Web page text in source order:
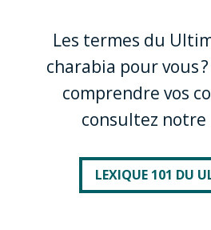
Les termes du
charabia pour vous
comprendre vos
consultez notre
LEXIQUE 101 DU